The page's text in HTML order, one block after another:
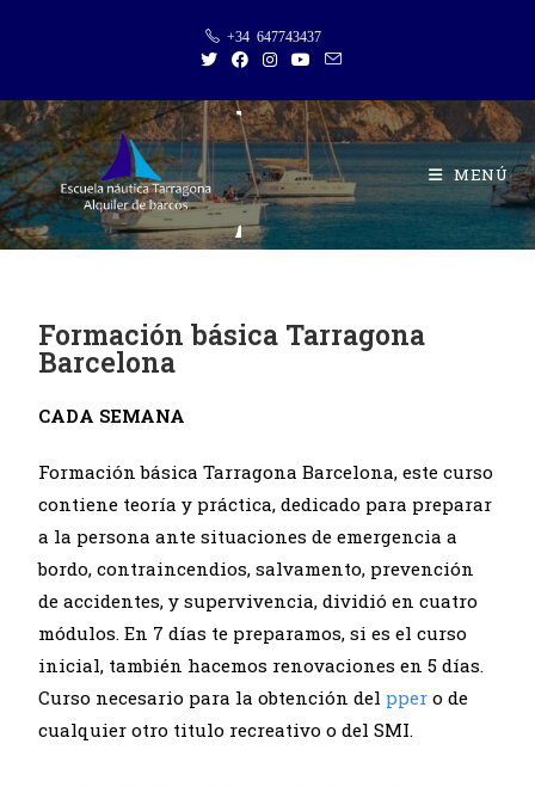
+34 647743437
MENÚ
Formación básica Tarragona
Barcelona
CADA SEMANA
Formación básica Tarragona Barcelona, este curso
contiene teoría y práctica, dedicado para preparar
a la persona ante situaciones de emergencia a
bordo, contraincendios, salvamento, prevención
de accidentes, y supervivencia, dividió en cuatro
módulos. En 7 días te preparamos, si es el curso
inicial, también hacemos renovaciones en 5 días.
Curso necesario para la obtención del pper o de
cualquier otro titulo recreativo o del SMI.